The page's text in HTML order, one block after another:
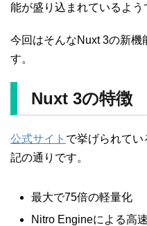
能が盛り込まれているよう
今回はそんなNuxt 3の新機
す。
Nuxt 3の特徴
公式サイト で挙げられて
記の通りです。
最大で75倍の軽量化
Nitro Engineによる高